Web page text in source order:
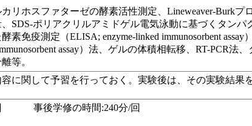
リホスファターゼの酵素活性測定、Lineweaver-Burk
SDS-ポリアクリルアミドゲル電気泳動に基づくタンパ
素免疫測定（ELISA; enzyme-linked immunosorbent
assay）法、ゲルの体積相転移、RT-PCR
等。
に関して予習を行っておく。実験後は、その実験結果
回 事後学修の時間:240分/回